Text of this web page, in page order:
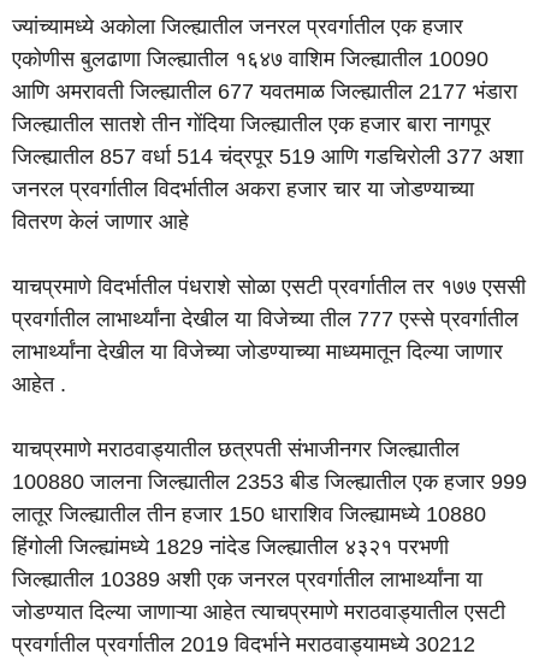
ज्यांच्यामध्ये अकोला जिल्ह्यातील जनरल प्रवर्गातील एक हजार
एकोणीस बुलढाणा जिल्ह्यातील १६४७ वाशिम जिल्ह्यातील 10090
आणि अमरावती जिल्ह्यातील 677 यवतमाळ जिल्ह्यातील 2177 भंडारा
जिल्ह्यातील सातशे तीन गोंदिया जिल्ह्यातील एक हजार बारा नागपूर
जिल्ह्यातील 857 वर्धा 514 चंद्रपूर 519 आणि गडचिरोली 377 अशा
जनरल प्रवर्गातील विदर्भातील अकरा हजार चार या जोडण्याच्या
वितरण केलं जाणार आहे
याचप्रमाणे विदर्भातील पंधराशे सोळा एसटी प्रवर्गातील तर १७७ एससी
प्रवर्गातील लाभार्थ्यांना देखील या विजेच्या तील 777 एस्से प्रवर्गातील
लाभार्थ्यांना देखील या विजेच्या जोडण्याच्या माध्यमातून दिल्या जाणार
आहेत .
याचप्रमाणे मराठवाड्यातील छत्रपती संभाजीनगर जिल्ह्यातील
100880 जालना जिल्ह्यातील 2353 बीड जिल्ह्यातील एक हजार 999
लातूर जिल्ह्यातील तीन हजार 150 धाराशिव जिल्ह्यामध्ये 10880
हिंगोली जिल्ह्यांमध्ये 1829 नांदेड जिल्ह्यातील ४३२१ परभणी
जिल्ह्यातील 10389 अशी एक जनरल प्रवर्गातील लाभार्थ्यांना या
जोडण्यात दिल्या जाणाऱ्या आहेत त्याचप्रमाणे मराठवाड्यातील एसटी
प्रवर्गातील प्रवर्गातील 2019 विदर्भाने मराठवाड्यामध्ये 30212